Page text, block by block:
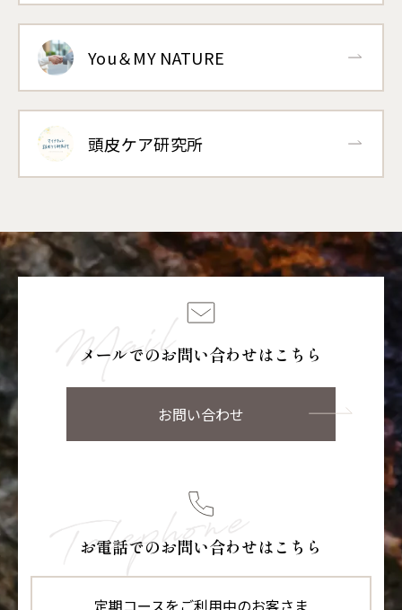
You＆MY NATURE
頭皮ケア研究所
メールでのお問い合わせはこちら
お問い合わせ
お電話でのお問い合わせはこちら